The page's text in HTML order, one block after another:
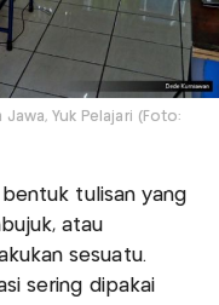
Yuk Pelajari (Foto:
tulisan yang
atau
sesuatu.
sering dipakai